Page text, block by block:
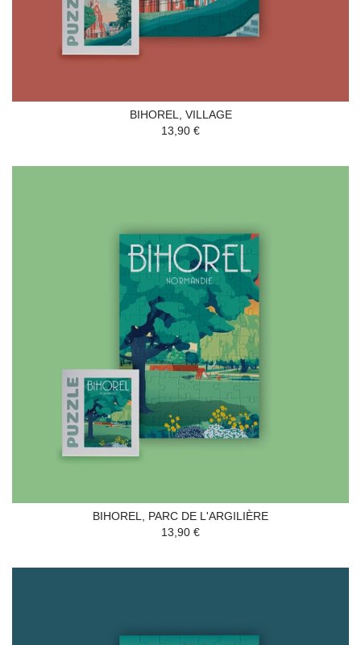
BIHOREL, VILLAGE
13,90 €
BIHOREL, PARC DE L'ARGILIÈRE
13,90 €